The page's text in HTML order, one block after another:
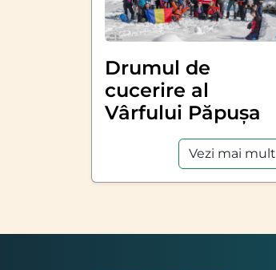
Drumul de
cucerire al
Vârfului Păpușa
Vezi mai mult